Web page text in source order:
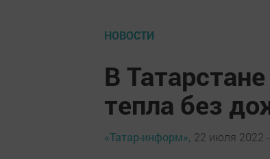
НОВОСТИ
В
тепла без
«Татар-информ», 22 июля 2022